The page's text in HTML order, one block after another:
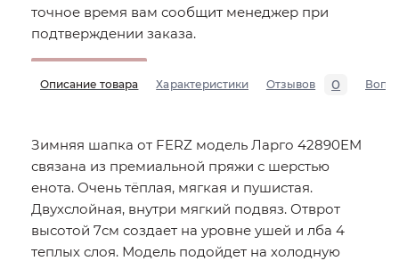
точное время вам сообщит менеджер при
подтверждении заказа.
Описание товара Характеристики Отзывов 0
Зимняя шапка от FERZ модель Ларго 42890EM
связана из премиальной пряжи с шерстью
енота. Очень тёплая, мягкая и пушистая.
Двухслойная, внутри мягкий подвяз. Отврот
высотой 7см создает на уровне ушей и лба 4
теплых слоя. Модель подойдет на холодную